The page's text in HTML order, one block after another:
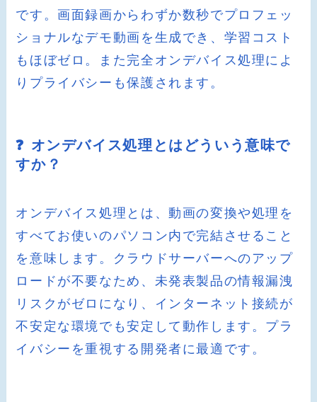
です。画面録画からわずか数秒でプロフェッ
ショナルなデモ動画を生成でき、学習コスト
もほぼゼロ。また完全オンデバイス処理によ
りプライバシーも保護されます。
❓ オンデバイス処理とはどういう意味で
すか？
オンデバイス処理とは、動画の変換や処理を
すべてお使いのパソコン内で完結させること
を意味します。クラウドサーバーへのアップ
ロードが不要なため、未発表製品の情報漏洩
リスクがゼロになり、インターネット接続が
不安定な環境でも安定して動作します。プラ
イバシーを重視する開発者に最適です。